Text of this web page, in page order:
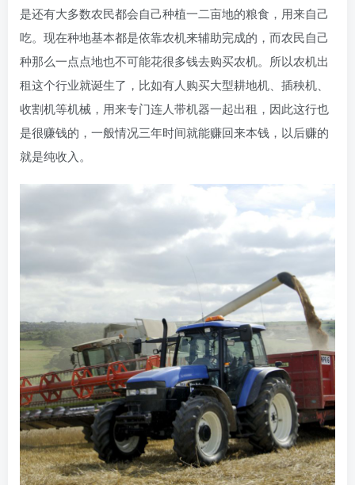
是还有大多数农民都会自己种植一二亩地的粮食，用来自己
吃。现在种地基本都是依靠农机来辅助完成的，而农民自己
种那么一点点地也不可能花很多钱去购买农机。所以农机出
租这个行业就诞生了，比如有人购买大型耕地机、插秧机、
收割机等机械，用来专门连人带机器一起出租，因此这行也
是很赚钱的，一般情况三年时间就能赚回来本钱，以后赚的
就是纯收入。